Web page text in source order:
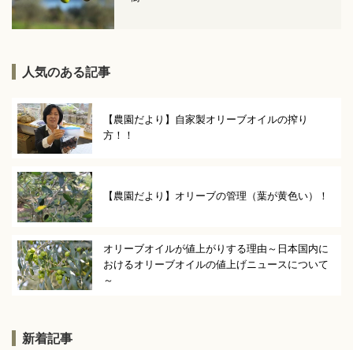
人気のある記事
【農園だより】自家製オリーブオイルの搾り
方！！
【農園だより】オリーブの管理（葉が黄色い）！
オリーブオイルが値上がりする理由～日本国内に
おけるオリーブオイルの値上げニュースについて
～
新着記事